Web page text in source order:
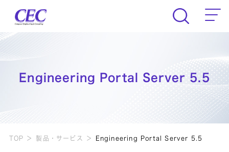
CEC Computer Engineering &
Engineering Portal Server 5.5
TOP 製品・サービス Engineering Portal Server 5.5